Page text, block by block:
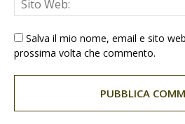
Salva il mio nome, email e sito
prossima volta che commento.